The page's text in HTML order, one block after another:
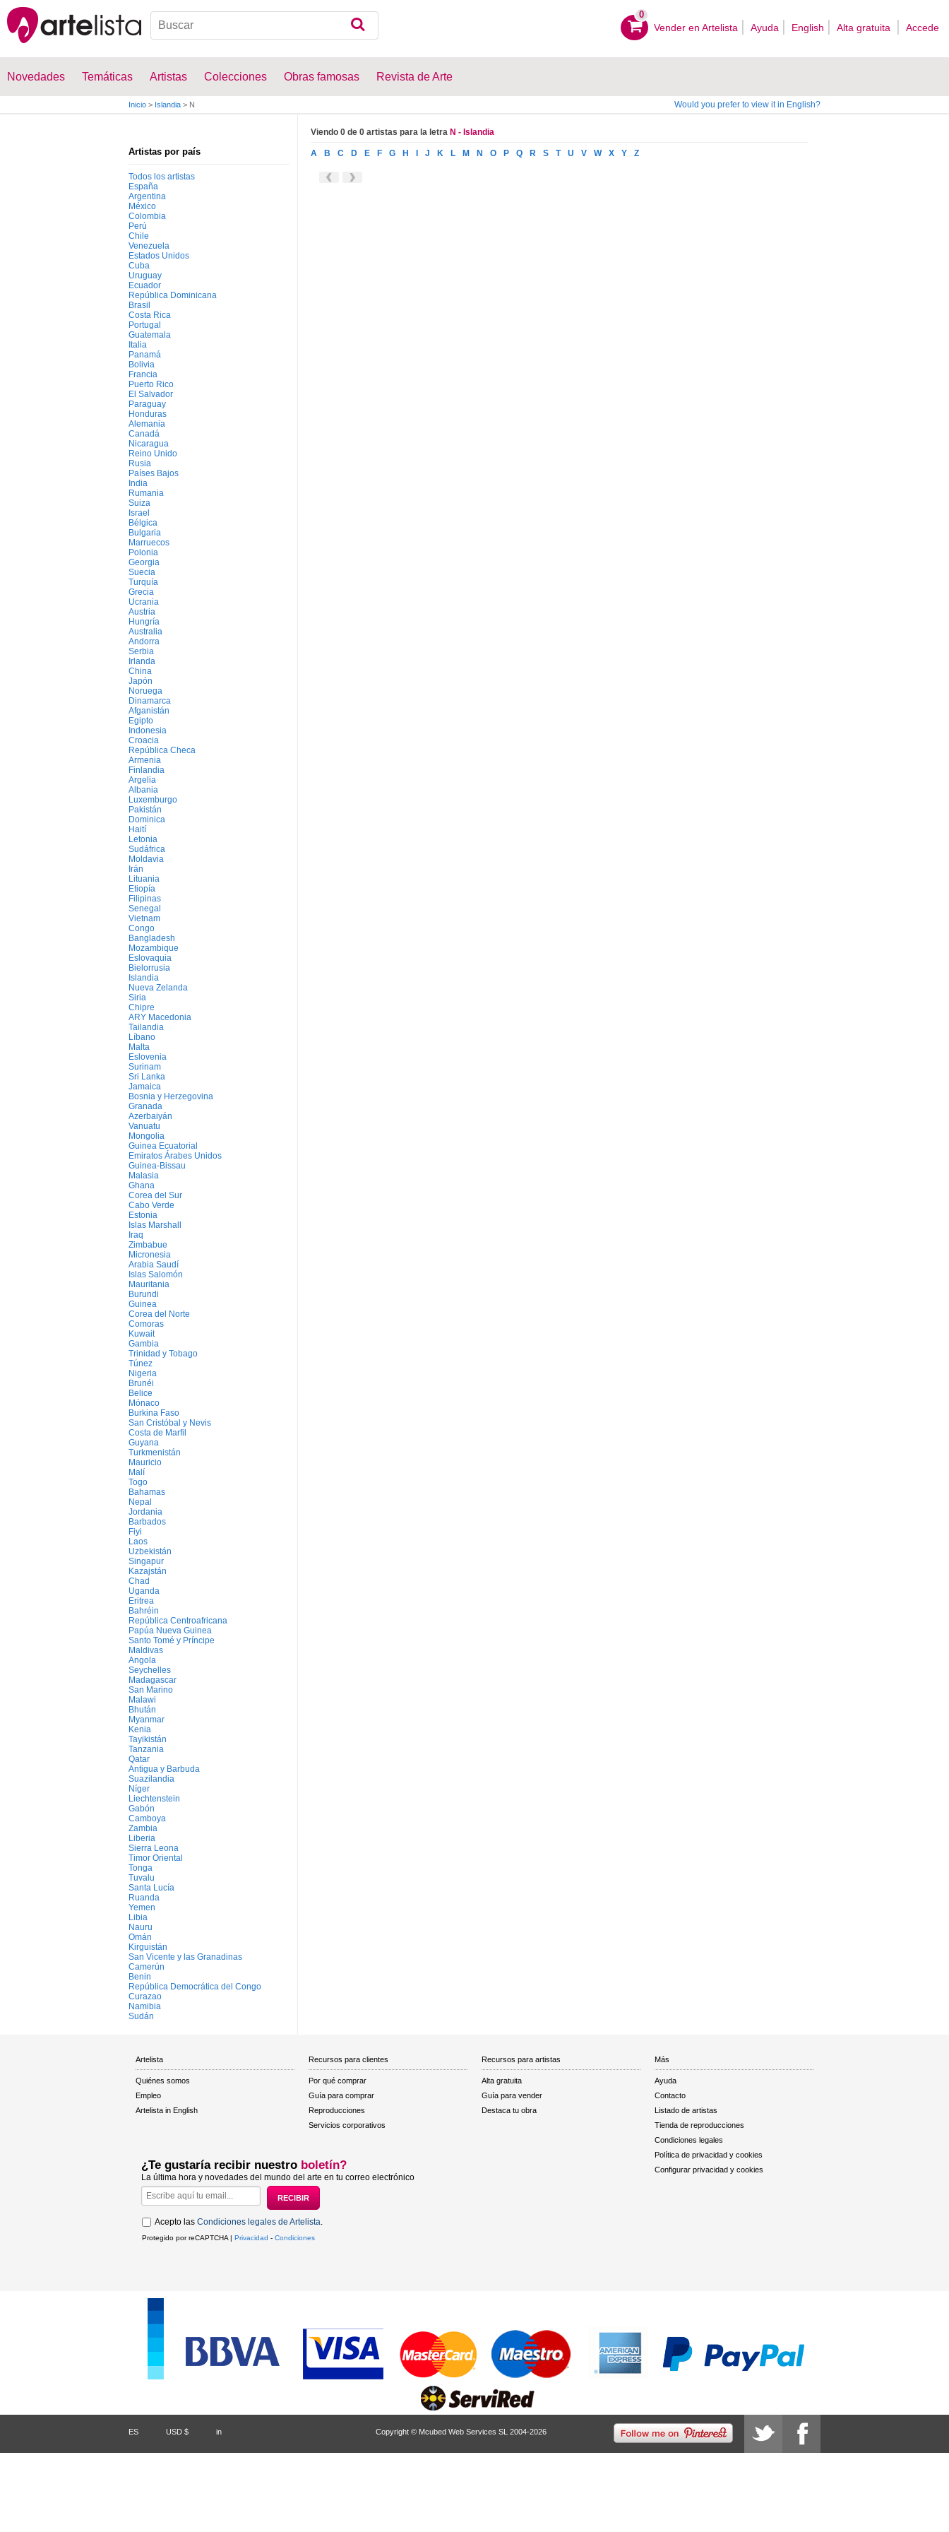
0
Vender en Artelista Ayuda English Alta gratuita Accede
Novedades Temáticas Artistas Colecciones Obras famosas Revista de Arte
Inicio > Islandia > N Would you prefer to view it in English?
Artistas por país
Todos los artistas
España
Argentina
México
Colombia
Perú
Chile
Venezuela
Estados Unidos
Cuba
Uruguay
Ecuador
República Dominicana
Brasil
Costa Rica
Portugal
Guatemala
Italia
Panamá
Bolivia
Francia
Puerto Rico
El Salvador
Paraguay
Honduras
Alemania
Canadá
Nicaragua
Reino Unido
Rusia
Países Bajos
India
Rumania
Suiza
Israel
Bélgica
Bulgaria
Marruecos
Polonia
Georgia
Suecia
Turquía
Grecia
Ucrania
Austria
Hungría
Australia
Andorra
Serbia
Irlanda
China
Japón
Noruega
Dinamarca
Afganistán
Egipto
Indonesia
Croacia
República Checa
Armenia
Finlandia
Argelia
Albania
Luxemburgo
Pakistán
Dominica
Haití
Letonia
Sudáfrica
Moldavia
Irán
Lituania
Etiopía
Filipinas
Senegal
Vietnam
Congo
Bangladesh
Mozambique
Eslovaquia
Bielorrusia
Islandia
Nueva Zelanda
Siria
Chipre
ARY Macedonia
Tailandia
Líbano
Malta
Eslovenia
Surinam
Sri Lanka
Jamaica
Bosnia y Herzegovina
Granada
Azerbaiyán
Vanuatu
Mongolia
Guinea Ecuatorial
Emiratos Árabes Unidos
Guinea-Bissau
Malasia
Ghana
Corea del Sur
Cabo Verde
Estonia
Islas Marshall
Iraq
Zimbabue
Micronesia
Arabia Saudí
Islas Salomón
Mauritania
Burundi
Guinea
Corea del Norte
Comoras
Kuwait
Gambia
Trinidad y Tobago
Túnez
Nigeria
Brunéi
Belice
Mónaco
Burkina Faso
San Cristóbal y Nevis
Costa de Marfil
Guyana
Turkmenistán
Mauricio
Malí
Togo
Bahamas
Nepal
Jordania
Barbados
Fiyi
Laos
Uzbekistán
Singapur
Kazajstán
Chad
Uganda
Eritrea
Bahréin
República Centroafricana
Papúa Nueva Guinea
Santo Tomé y Príncipe
Maldivas
Angola
Seychelles
Madagascar
San Marino
Malawi
Bhután
Myanmar
Kenia
Tayikistán
Tanzania
Qatar
Antigua y Barbuda
Suazilandia
Níger
Liechtenstein
Gabón
Camboya
Zambia
Liberia
Sierra Leona
Timor Oriental
Tonga
Tuvalu
Santa Lucía
Ruanda
Yemen
Libia
Nauru
Omán
Kirguistán
San Vicente y las Granadinas
Camerún
Benin
República Democrática del Congo
Curazao
Namibia
Sudán
Viendo 0 de 0 artistas para la letra N - Islandia
A B C D E F G H J K L M N O P Q R S T U V W X Y Z
Artelista
Quiénes somos
Empleo
Artelista in English
Recursos para clientes
Por qué comprar
Guía para comprar
Reproducciones
Servicios corporativos
Recursos para artistas
Alta gratuita
Guía para vender
Destaca tu obra
Más
Ayuda
Contacto
Listado de artistas
Tienda de reproducciones
Condiciones legales
Política de privacidad y cookies
Configurar privacidad y cookies
¿Te gustaría recibir nuestro boletín?
La última hora y novedades del mundo del arte en tu correo electrónico
Acepto las Condiciones legales de Artelista.
Protegido por reCAPTCHA | Privacidad - Condiciones
ES USD $ in Copyright © Mcubed Web Services SL 2004-2026